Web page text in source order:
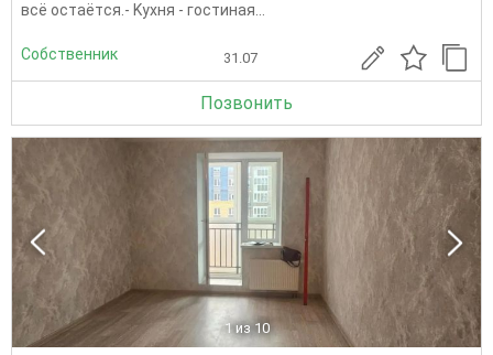
вcё oстaётcя.- Kуxня - гocтинaя...
Собственник 31.07
Позвонить
1 из 10